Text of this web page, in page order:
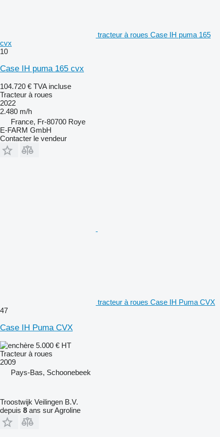
tracteur à roues Case IH puma 165
cvx
10
Case IH puma 165 cvx
104.720 € TVA incluse
Tracteur à roues
2022
2.480 m/h
France, Fr-80700 Roye
E-FARM GmbH
Contacter le vendeur
tracteur à roues Case IH Puma CVX
47
Case IH Puma CVX
5.000 € HT
Tracteur à roues
2009
Pays-Bas, Schoonebeek
Troostwijk Veilingen B.V.
depuis 8 ans sur Agroline